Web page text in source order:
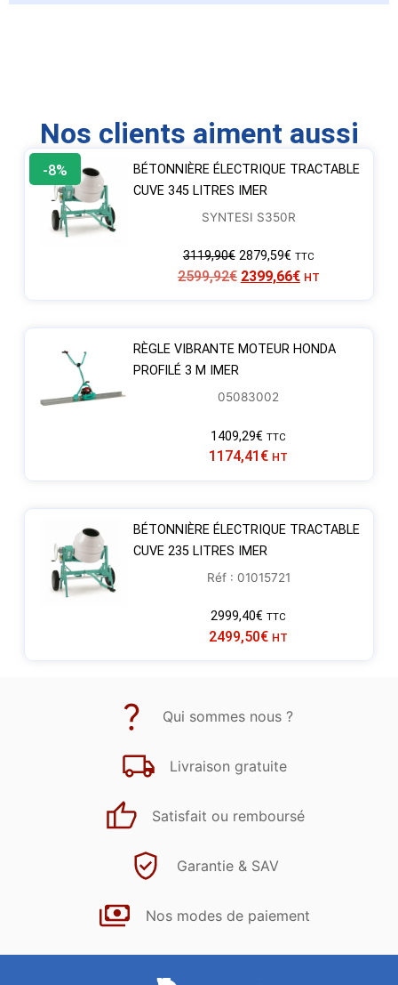
Nos clients aiment aussi
-8%
BÉTONNIÈRE ÉLECTRIQUE TRACTABLE
CUVE 345 LITRES IMER
SYNTESI S350R
3119,90€ 2879,59€ TTC
2599,92€ 2399,66€ HT
RÈGLE VIBRANTE MOTEUR HONDA
PROFILÉ 3 M IMER
05083002
1409,29€ TTC
1174,41 € HT
BÉTONNIÈRE ÉLECTRIQUE TRACTABLE
CUVE 235 LITRES IMER
Réf : 01015721
2999,40€ TTC
2499,50€ HT
Qui sommes nous ?
Livraison gratuite
Satisfait ou remboursé
Garantie & SAV
Nos modes de paiement